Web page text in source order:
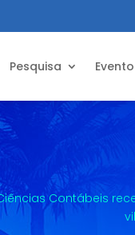
Pesquisa
Contábeis